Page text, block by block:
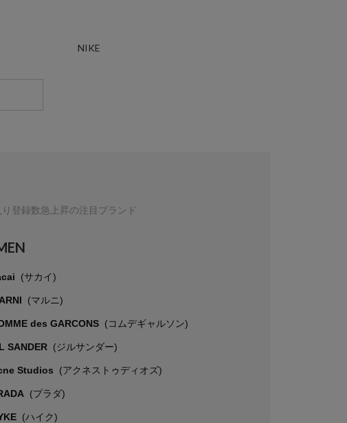
NIKE
登録数急上昇の注目ブランド
(サカイ)
(マルニ)
des GARCONS (コムデギャルソン)
SANDER (ジルサンダー)
Studios (アクネストゥディオズ)
(プラダ)
(ハイク)